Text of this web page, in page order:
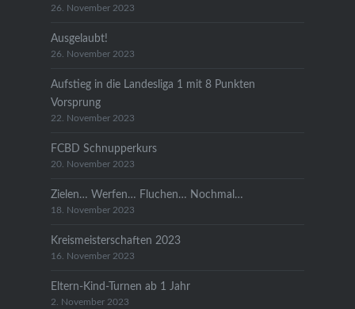
26. November 2023
Ausgelaubt!
26. November 2023
Aufstieg in die Landesliga 1 mit 8 Punkten
Vorsprung
22. November 2023
FCBD Schnupperkurs
20. November 2023
Zielen… Werfen… Fluchen… Nochmal…
18. November 2023
Kreismeisterschaften 2023
16. November 2023
Eltern-Kind-Turnen ab 1 Jahr
2. November 2023